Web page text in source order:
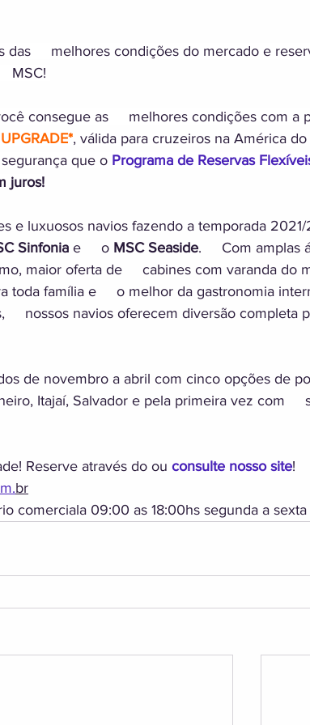
das     melhores condições do mercado e
MSC!
consegue as     melhores condições com a
, válida para cruzeiros na América
que o Programa de Reservas
juros!
e luxuosos navios fazendo a temporada
Sinfonia e     o MSC Seaside.     Com amplas
maior oferta de     cabines com varanda do
toda família e     o melhor da gastronomia
nossos navios oferecem diversão completa
de novembro a abril com cinco opções de
Itajaí, Salvador e pela primeira vez com
Reserve através do ou consulte nosso site!
br
comerciala 09:00 as 18:00hs segunda a sexta